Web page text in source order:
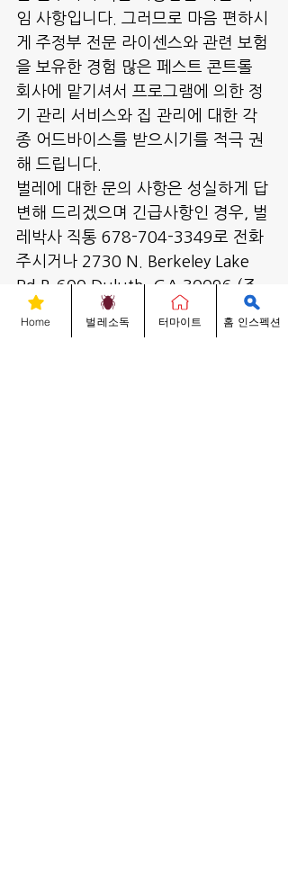
임 사항입니다. 그러므로 마음 편하시
게 주정부 전문 라이센스와 관련 보험
을 보유한 경험 많은 페스트 콘트롤
회사에 맡기셔서 프로그램에 의한 정
기 관리 서비스와 집 관리에 대한 각
종 어드바이스를 받으시기를 적극 권
해 드립니다.
벌레에 대한 문의 사항은 성실하게 답
변해 드리겠으며 긴급사항인 경우, 벌
레박사 직통 678-704-3349로 전화
주시거나 2730 N. Berkeley Lake
Rd B-600 Duluth, GA 30096 (조
선일보 옆)에 위치한 저희 회사로 방
문해 주시면 무료로 친절히 상담해 드
Home 벌레소독 터마이트 홈 인스펙션